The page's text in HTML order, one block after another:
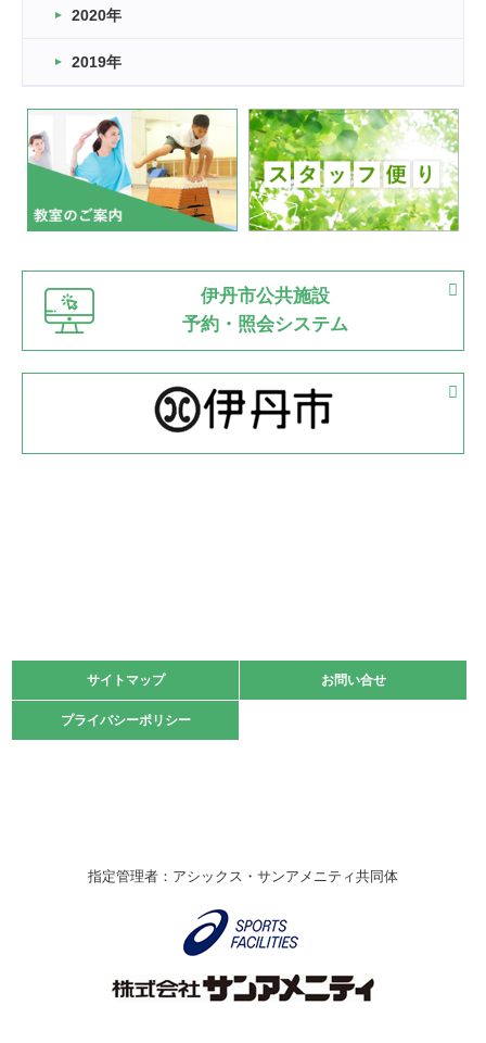
2022.11.03
緑ケ丘体育館
いたっぼーる大会☆彡
緑ケ丘体育館
2022.07.03
市内総合体育大会が開始
緑ケ丘体育館 猪名川運動広場
古池運動広場
2022.06.12
県知事杯争奪バレーボール大会が開催
緑ケ丘体育館
2022.05.05
体育協会長杯 バドミントン競技の部
2022.05.22
緑ケ丘体育館
2021.10.23
卓球選手権大会ラージボールの部開催☆
伊丹市総合体育大会 バレーボール大会が開催されました
なわとびイベントを開催しました！
2020年
2019年
伊丹市公共施設
予約・照会システム
サイトマップ お問い合せ
プライバシーポリシー
サイトマップ お問い合せ
プライバシーポリシー
指定管理者：アシックス・サンアメニティ共同体